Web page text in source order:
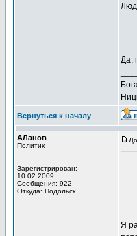
Да,
Вернуться к началу
АЛанов
Политик
Зарегистрирован:
10.02.2009
Сообщения: 922
Откуда: Подольск
Я